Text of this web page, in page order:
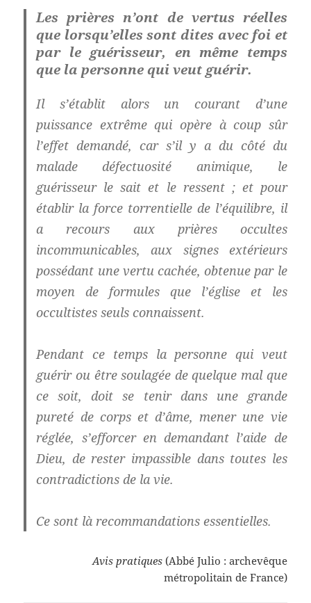
Les prières n’ont de vertus réelles
que lorsqu’elles sont dites avec foi et
par le guérisseur, en même temps
que la personne qui veut guérir.
Il s’établit alors un courant d’une
puissance extrême qui opère à coup sûr
l’effet demandé, car s’il y a du côté du
malade défectuosité animique, le
guérisseur le sait et le ressent ; et pour
établir la force torrentielle de l’équilibre, il
a recours aux prières occultes
incommunicables, aux signes extérieurs
possédant une vertu cachée, obtenue par le
moyen de formules que l’église et les
occultistes seuls connaissent.
Pendant ce temps la personne qui veut
guérir ou être soulagée de quelque mal que
ce soit, doit se tenir dans une grande
pureté de corps et d’âme, mener une vie
réglée, s’efforcer en demandant l’aide de
Dieu, de rester impassible dans toutes les
contradictions de la vie.
Ce sont là recommandations essentielles.
Avis pratiques(Abbé Julio : archevêque
métropolitain de France)